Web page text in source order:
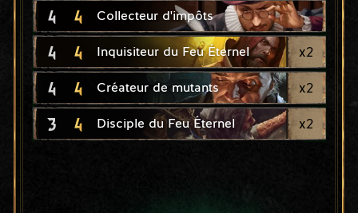
4 4 Collecteur d'impôts
4 4 Inquisiteur du Feu Éternel x2
4 4 Créateur de mutants x2
3 4 Disciple du Feu Éternel x2